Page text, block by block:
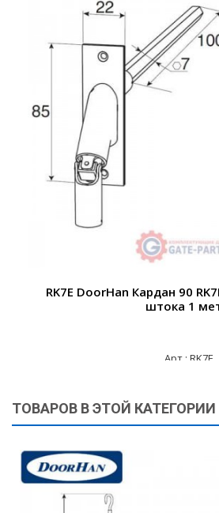
RK7E DoorHan Кардан 90
штока 1
Арт.: RK7E
ТОВАРОВ В ЭТОЙ